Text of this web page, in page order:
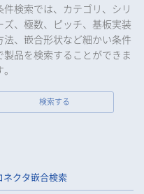
れるよう必要かつ適切な監
ている場合を除き、お客様
の同意を得ることなく第
合を除き、第三者に個人デ
きは、法令で定められた確
。
が発生した場合は、お客様
件検索では、カテゴリ、シリ
ズ、極数、ピッチ、基板実装
法、嵌合形状など細かい条件
製品を検索することができま
検索する
ネクタ嵌合検索